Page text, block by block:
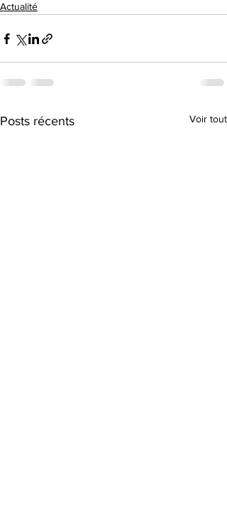
Actualité
Posts récents Voir tout